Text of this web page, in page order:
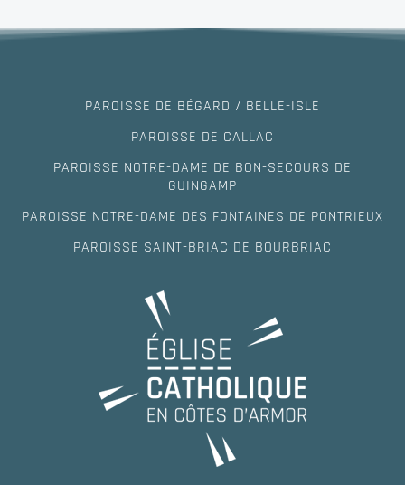
PAROISSE DE BÉGARD / BELLE-ISLE
PAROISSE DE CALLAC
PAROISSE NOTRE-DAME DE BON-SECOURS DE
GUINGAMP
PAROISSE NOTRE-DAME DES FONTAINES DE PONTRIEUX
PAROISSE SAINT-BRIAC DE BOURBRIAC